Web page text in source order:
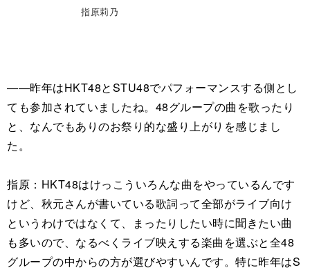
指原莉乃
――昨年はHKT48とSTU48でパフォーマンスする側とし
ても参加されていましたね。48グループの曲を歌ったり
と、なんでもありのお祭り的な盛り上がりを感じまし
た。
指原：HKT48はけっこういろんな曲をやっているんです
けど、秋元さんが書いている歌詞って全部がライブ向け
というわけではなくて、まったりしたい時に聞きたい曲
も多いので、なるべくライブ映えする楽曲を選ぶと全48
グループの中からの方が選びやすいんです。特に昨年はS